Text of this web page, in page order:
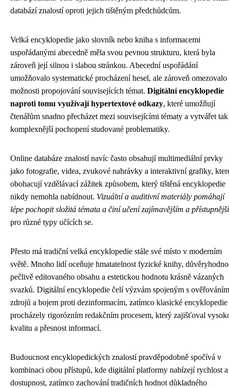
databází znalostí oproti jejich tištěným předchůdcům.
Velká encyklopedie jako slovník nebo kniha s informacemi
uspořádanými abecedně měla svou pevnou strukturu, která byla
zároveň její silnou i slabou stránkou. Abecední uspořádání
umožňovalo systematické procházení hesel, ale zároveň omezovalo
možnosti propojování souvisejících témat. Digitální encyklopedie
naproti tomu využívají hypertextové odkazy, které umožňují
čtenářům snadno přecházet mezi souvisejícími tématy a vytvářet tak
komplexnější pochopení studované problematiky.
Online databáze znalostí navíc často obsahují multimediální prvky
jako fotografie, videa, zvukové nahrávky a interaktivní grafiky,
obohacují vzdělávací zážitek způsobem, který tištěná encyklopedie
nikdy nemohla nabídnout. Vizuální a auditivní materiály pomáhají
lépe pochopit složitá témata a činí učení zajímavějším a
pro různé typy učících se.
Přesto má tradiční velká encyklopedie stále své místo v moderním
světě. Mnoho lidí oceňuje hmatatelnost fyzické knihy,
pečlivě editovaného obsahu a estetickou hodnotu krásně vázaných
svazků. Digitální encyklopedie čelí výzvám spojeným s ověřováním
zdrojů a bojem proti dezinformacím, zatímco klasické encyklopedie
procházely rigorózním redakčním procesem, který zajišťoval
kvalitu a přesnost informací.
Budoucnost encyklopedických znalostí pravděpodobně spočívá v
kombinaci obou přístupů, kde digitální platformy nabízejí rychlost a
dostupnost, zatímco zachování tradičních hodnot důkladného